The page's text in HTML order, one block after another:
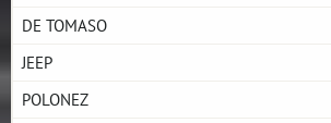
DE TOMASO
JEEP
POLONEZ